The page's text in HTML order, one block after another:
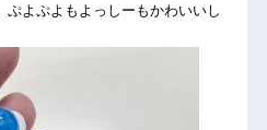
ぷよぷよもよっしーもかわいいし